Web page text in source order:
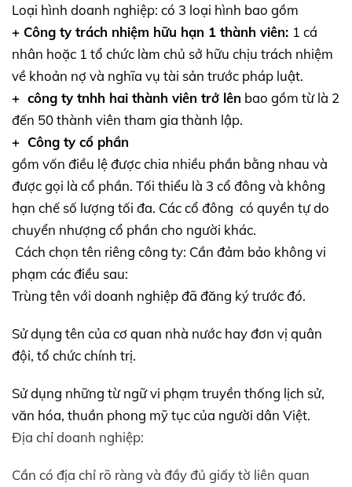
Loại hình doanh nghiệp: có 3 loại hình bao gồm
+ Công ty trách nhiệm hữu hạn 1 thành viên: 1 cá
nhân hoặc 1 tổ chức làm chủ sở hữu chịu trách nhiệm
về khoản nợ và nghĩa vụ tài sản trước pháp luật.
+ công ty tnhh hai thành viên trở lên bao gồm từ là 2
đến 50 thành viên tham gia thành lập.
+ Công ty cổ phần
gồm vốn điều lệ được chia nhiều phần bằng nhau và
được gọi là cổ phần. Tối thiểu là 3 cổ đông và không
hạn chế số lượng tối đa. Các cổ đông có quyền tự do
chuyển nhượng cổ phần cho người khác.
Cách chọn tên riêng công ty: Cần đảm bảo không vi
phạm các điều sau:
Trùng tên với doanh nghiệp đã đăng ký trước đó.
Sử dụng tên của cơ quan nhà nước hay đơn vị quân
đội, tổ chức chính trị.
Sử dụng những từ ngữ vi phạm truyền thống lịch sử,
văn hóa, thuần phong mỹ tục của người dân Việt.
Địa chỉ doanh nghiệp:
Cần có địa chỉ rõ ràng và đầy đủ giấy tờ liên quan